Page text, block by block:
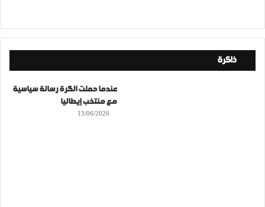
ذاكرة
عندما حملت الكرة رسالة سياسية
مع منتخب إيطاليا
13/06/2026